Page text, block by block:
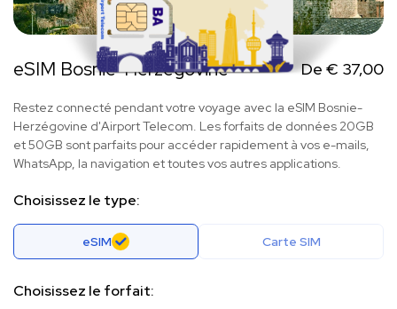
eSIM Bosnie-Herzégovine De € 37,00
Restez connecté pendant votre voyage avec la eSIM Bosnie-
Herzégovine d'Airport Telecom. Les forfaits de données 20GB
et 50GB sont parfaits pour accéder rapidement à vos e-mails,
WhatsApp, la navigation et toutes vos autres applications.
Choisissez le type:
eSIM Carte SIM
Choisissez le forfait: